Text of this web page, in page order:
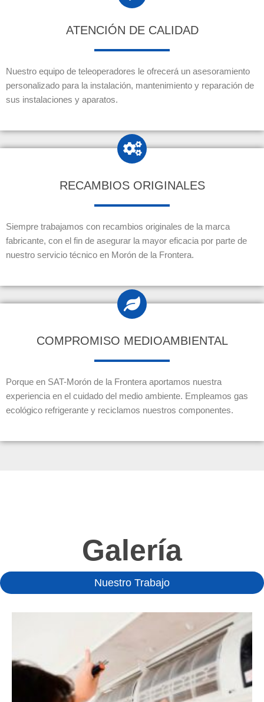
ATENCIÓN DE CALIDAD
Nuestro equipo de teleoperadores le ofrecerá un asesoramiento
personalizado para la instalación, mantenimiento y reparación de
sus instalaciones y aparatos.
RECAMBIOS ORIGINALES
Siempre trabajamos con recambios originales de la marca
fabricante, con el fin de asegurar la mayor eficacia por parte de
nuestro servicio técnico en Morón de la Frontera.
COMPROMISO MEDIOAMBIENTAL
Porque en SAT-Morón de la Frontera aportamos nuestra
experiencia en el cuidado del medio ambiente. Empleamos gas
ecológico refrigerante y reciclamos nuestros componentes.
Galería
Nuestro Trabajo